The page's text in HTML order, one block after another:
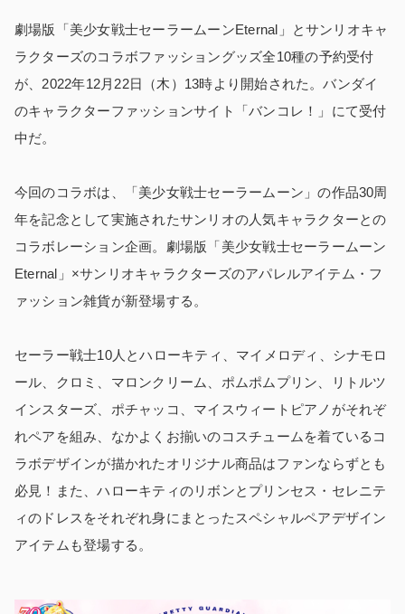
劇場版「美少女戦士セーラームーンEternal」とサンリオキャ
ラクターズのコラボファッショングッズ全10種の予約受付
が、2022年12月22日（木）13時より開始された。バンダイ
のキャラクターファッションサイト「バンコレ！」にて受付
中だ。
今回のコラボは、「美少女戦士セーラームーン」の作品30周
年を記念として実施されたサンリオの人気キャラクターとの
コラボレーション企画。劇場版「美少女戦士セーラームーン
Eternal」×サンリオキャラクターズのアパレルアイテム・フ
ァッション雑貨が新登場する。
セーラー戦士10人とハローキティ、マイメロディ、シナモロ
ール、クロミ、マロンクリーム、ポムポムプリン、リトルツ
インスターズ、ポチャッコ、マイスウィートピアノがそれぞ
れペアを組み、なかよくお揃いのコスチュームを着ているコ
ラボデザインが描かれたオリジナル商品はファンならずとも
必見！また、ハローキティのリボンとプリンセス・セレニテ
ィのドレスをそれぞれ⾝にまとったスペシャルペアデザイン
アイテムも登場する。